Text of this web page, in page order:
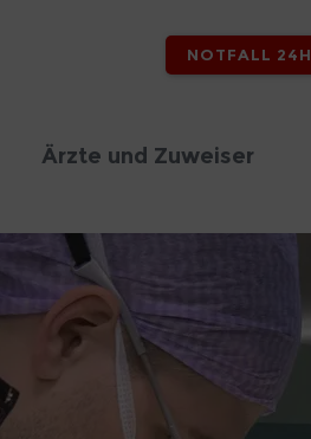
NOTFALL 24H
Ärzte und Zuweiser